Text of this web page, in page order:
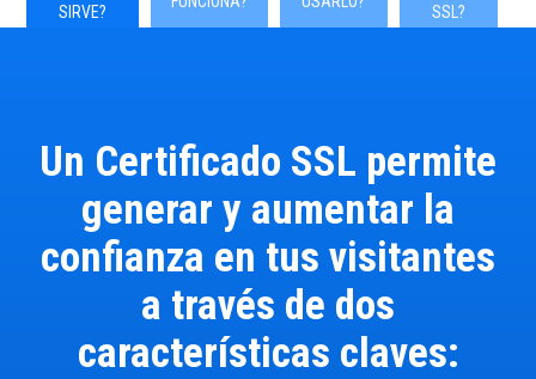
SIRVE?
SSL?
Un Certificado SSL permite
generar y aumentar la
confianza en tus visitantes
a través de dos
características claves: